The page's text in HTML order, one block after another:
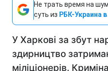
Не трать время на
суть из РБК-Украина
У Харкові за збут
здирництво
міліціонерів.